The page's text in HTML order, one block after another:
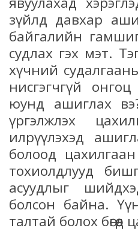
зүйлд давхар
байгалийн
судлах гэх мэт.
хүчний
нисгэгчгүй
юунд ашиглах
үргэлжлэх
илрүүлэхэд
болоод
тохиолдлууд
асуудлыг
болсон байна.
талтай болох